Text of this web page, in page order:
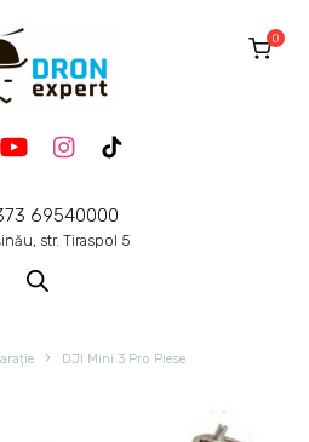
69540000
str. Tiraspol 5
0
DJI Mini 3 Pro Piese